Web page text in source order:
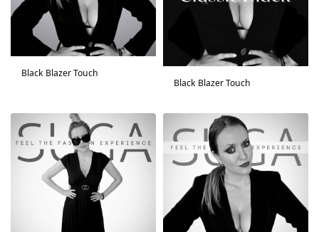
Black Blazer Touch
Black Blazer Touch